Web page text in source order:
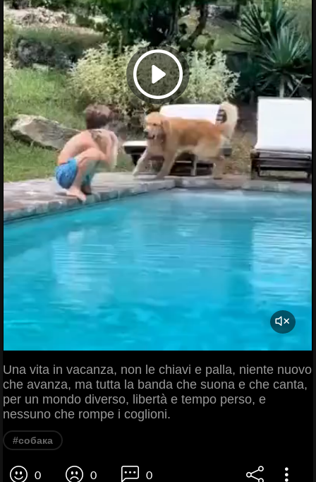
Una vita in vacanza, non le chiavi e palla, niente nuovo
che avanza, ma tutta la banda che suona e che canta,
per un mondo diverso, libertà e tempo perso, e
nessuno che rompe i coglioni.
#собака
0 0 0